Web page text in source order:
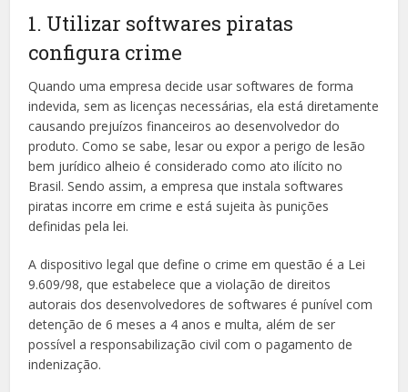
1. Utilizar softwares piratas
configura crime
Quando uma empresa decide usar softwares de forma
indevida, sem as licenças necessárias, ela está diretamente
causando prejuízos financeiros ao desenvolvedor do
produto. Como se sabe, lesar ou expor a perigo de lesão
bem jurídico alheio é considerado como ato ilícito no
Brasil. Sendo assim, a empresa que instala softwares
piratas incorre em crime e está sujeita às punições
definidas pela lei.
A dispositivo legal que define o crime em questão é a Lei
9.609/98, que estabelece que a violação de direitos
autorais dos desenvolvedores de softwares é punível com
detenção de 6 meses a 4 anos e multa, além de ser
possível a responsabilização civil com o pagamento de
indenização.